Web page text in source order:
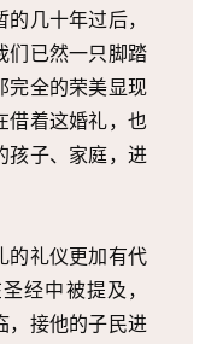
几十年过后，
们已然一只脚踏
完全的荣美显现
借着这婚礼，也
孩子、家庭，进
的礼仪更加有代
经中被提及，
，接他的子民进